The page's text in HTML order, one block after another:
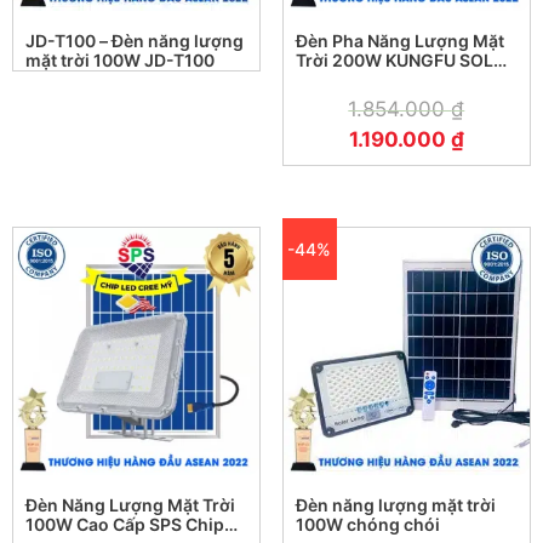
Những ưu điểm nổi bật của đèn năng lượng
Tiết kiệm năng lượng và chi phí lắp đặt, sử dụng
JD-T100 – Đèn năng lượng
mặt trời 100W JD-T100
Đèn Pha Năng Lượng Mặt
Trời 200W KUNGFU SOLAR
1.854.000₫
1.190.000 ₫
Đèn Năng Lượng Mặt Trời
100W Cao Cấp SPS Chip
-44%
Đèn năng lượng mặt trời
100W chóng chói